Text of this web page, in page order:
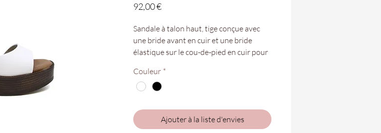
92,00 €Prix
Sandale à talon haut, tige conçue avec
une bride avant en cuir et une bride
élastique sur le cou-de-pied en cuir pour
ergonomique en cuir et gel, conçue et
fabriquée à la main avec les dernières
Hauteur de la semelle arrière 9,5 cm et
avant 2,5 cm.
Couleur *
Ajouter à la liste d'envies